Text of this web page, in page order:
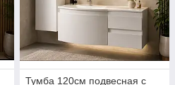
Тумба 120см подвесная с